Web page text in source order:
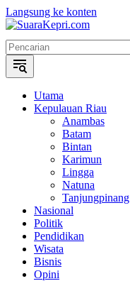
Langsung ke konten
Utama
Kepulauan Riau
Anambas
Batam
Bintan
Karimun
Lingga
Natuna
Tanjungpinang
Nasional
Politik
Pendidikan
Wisata
Bisnis
Opini